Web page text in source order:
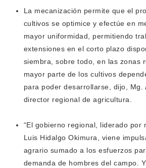
La mecanización permite que el
cultivos se optimice y efectúe en
mayor uniformidad, permitiendo
extensiones en el corto plazo
siembra, sobre todo, en las zonas
mayor parte de los cultivos
para poder desarrollarse, dijo, Mg.
director regional de agricultura.
“El gobierno regional, liderado por
Luis Hidalgo Okimura, viene
agrario sumado a los esfuerzos
demanda de hombres del campo.